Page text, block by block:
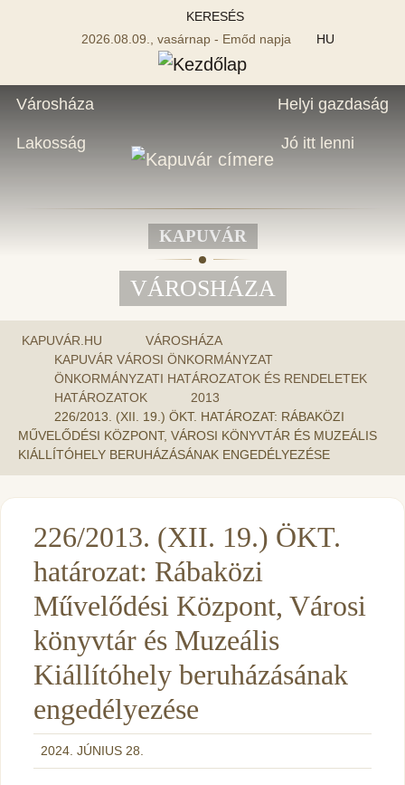
KERESÉS
2026.08.09., vasárnap - Emőd napja
HU
Városháza
Lakosság
Helyi gazdaság
Jó itt lenni
KAPUVÁR
VÁROSHÁZA
KAPUVÁR.HU
VÁROSHÁZA
KAPUVÁR VÁROSI ÖNKORMÁNYZAT
ÖNKORMÁNYZATI HATÁROZATOK ÉS RENDELETEK
HATÁROZATOK
2013
226/2013. (XII. 19.) ÖKT. HATÁROZAT: RÁBAKÖZI
MŰVELŐDÉSI KÖZPONT, VÁROSI KÖNYVTÁR ÉS MUZEÁLIS
KIÁLLÍTÓHELY BERUHÁZÁSÁNAK ENGEDÉLYEZÉSE
226/2013. (XII. 19.) ÖKT.
határozat: Rábaközi
Művelődési Központ, Városi
könyvtár és Muzeális
Kiállítóhely beruházásának
engedélyezése
2024. JÚNIUS 28.